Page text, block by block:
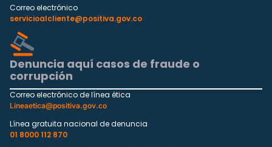
Correo electrónico
servicioalcliente@positiva.gov.co
Denuncia aquí casos de fraude o
corrupción
Correo electrónico de línea ética
Lineaetica@positiva.gov.co
Línea gratuita nacional de denuncia
01 8000 112 870